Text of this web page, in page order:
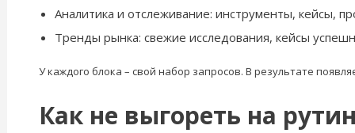
Аналитика и отслеживание: инструменты, кейсы,
Тренды рынка: свежие исследования, кейсы
У каждого блока – свой набор запросов. В результате
Как не выгореть на